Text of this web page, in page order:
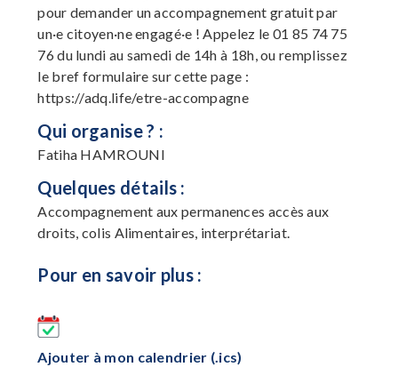
pour demander un accompagnement gratuit par
un·e citoyen·ne engagé·e ! Appelez le 01 85 74 75
76 du lundi au samedi de 14h à 18h, ou remplissez
le bref formulaire sur cette page :
https://adq.life/etre-accompagne
Qui organise ? :
Fatiha HAMROUNI
Quelques détails :
Accompagnement aux permanences accès aux
droits, colis Alimentaires, interprétariat.
Pour en savoir plus :
Ajouter à mon calendrier (.ics)